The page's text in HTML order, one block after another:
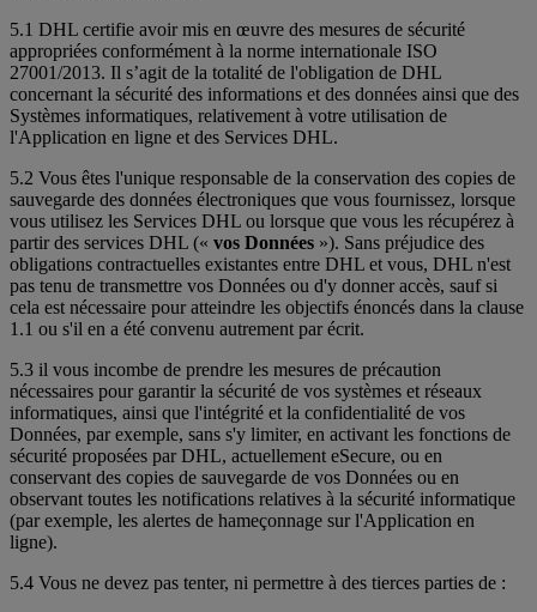
5.1 DHL certifie avoir mis en œuvre des mesures de sécurité
appropriées conformément à la norme internationale ISO
27001/2013. Il s’agit de la totalité de l'obligation de DHL
concernant la sécurité des informations et des données ainsi que des
Systèmes informatiques, relativement à votre utilisation de
l'Application en ligne et des Services DHL.
5.2 Vous êtes l'unique responsable de la conservation des copies de
sauvegarde des données électroniques que vous fournissez, lorsque
vous utilisez les Services DHL ou lorsque que vous les récupérez à
partir des services DHL (« vos Données »). Sans préjudice des
obligations contractuelles existantes entre DHL et vous, DHL n'est
pas tenu de transmettre vos Données ou d'y donner accès, sauf si
cela est nécessaire pour atteindre les objectifs énoncés dans la clause
1.1 ou s'il en a été convenu autrement par écrit.
5.3 il vous incombe de prendre les mesures de précaution
nécessaires pour garantir la sécurité de vos systèmes et réseaux
informatiques, ainsi que l'intégrité et la confidentialité de vos
Données, par exemple, sans s'y limiter, en activant les fonctions de
sécurité proposées par DHL, actuellement eSecure, ou en
conservant des copies de sauvegarde de vos Données ou en
observant toutes les notifications relatives à la sécurité informatique
(par exemple, les alertes de hameçonnage sur l'Application en
ligne).
5.4 Vous ne devez pas tenter, ni permettre à des tierces parties de :